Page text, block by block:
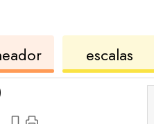
de
acordesescalas
de